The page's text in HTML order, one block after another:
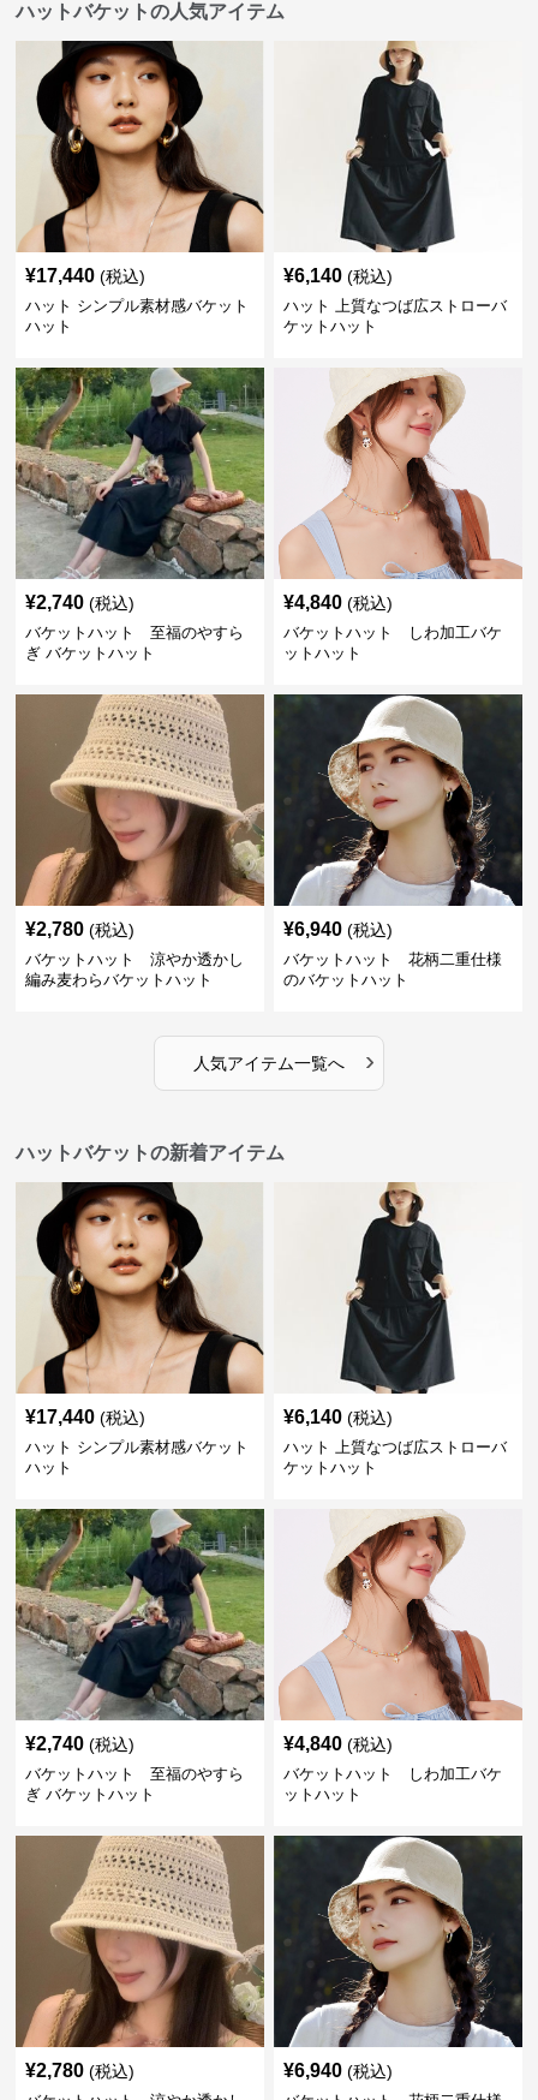
ハットバケットの人気アイテム
¥17,440 (税込)
ハット シンプル素材感バケット
ハット
¥6,140 (税込)
ハット 上質なつば広ストローバ
ケットハット
¥2,740 (税込)
バケットハット 至福のやすら
ぎ バケットハット
¥4,840 (税込)
バケットハット しわ加工バケ
ットハット
¥2,780 (税込)
バケットハット 涼やか透かし
編み麦わらバケットハット
¥6,940 (税込)
バケットハット 花柄二重仕様
のバケットハット
人気アイテム一覧へ ›
ハットバケットの新着アイテム
¥17,440 (税込)
ハット シンプル素材感バケット
ハット
¥6,140 (税込)
ハット 上質なつば広ストローバ
ケットハット
¥2,740 (税込)
バケットハット 至福のやすら
ぎ バケットハット
¥4,840 (税込)
バケットハット しわ加工バケ
ットハット
¥2,780 (税込) ¥6,940 (税込)